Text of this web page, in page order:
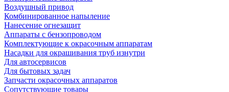
Воздушный привод
Комбинированное напыление
Нанесение огнезащит
Аппараты с бензопроводом
Комплектующие к окрасочным аппаратам
Насадки для окрашивания труб изнутри
Для автосервисов
Для бытовых задач
Запчасти окрасочных аппаратов
Сопутствующие товары